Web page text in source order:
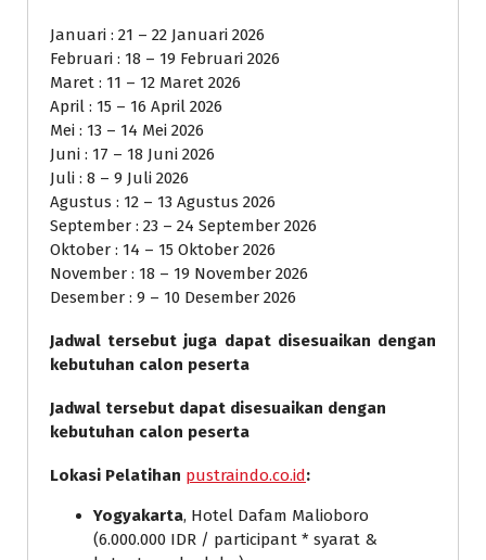
Januari : 21 – 22 Januari 2026
Februari : 18 – 19 Februari 2026
Maret : 11 – 12 Maret 2026
April : 15 – 16 April 2026
Mei : 13 – 14 Mei 2026
Juni : 17 – 18 Juni 2026
Juli : 8 – 9 Juli 2026
Agustus : 12 – 13 Agustus 2026
September : 23 – 24 September 2026
Oktober : 14 – 15 Oktober 2026
November : 18 – 19 November 2026
Desember : 9 – 10 Desember 2026
Jadwal tersebut juga dapat disesuaikan dengan
kebutuhan calon peserta
Jadwal tersebut dapat disesuaikan dengan
kebutuhan calon peserta
Lokasi Pelatihan pustraindo.co.id:
Yogyakarta, Hotel Dafam Malioboro
(6.000.000 IDR / participant * syarat &